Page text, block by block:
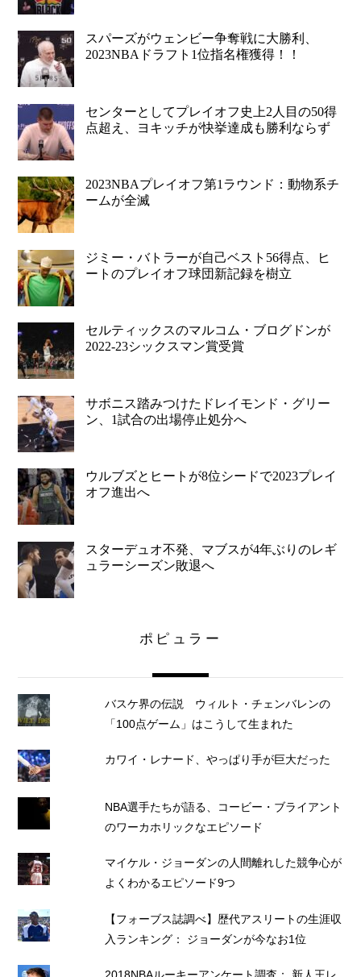
スパーズがウェンビー争奪戦に大勝利、
2023NBAドラフト1位指名権獲得！！
センターとしてプレイオフ史上2人目の50得
点超え、ヨキッチが快挙達成も勝利ならず
2023NBAプレイオフ第1ラウンド：動物系チ
ームが全滅
ジミー・バトラーが自己ベスト56得点、ヒ
ートのプレイオフ球団新記録を樹立
セルティックスのマルコム・ブログドンが
2022-23シックスマン賞受賞
サボニス踏みつけたドレイモンド・グリー
ン、1試合の出場停止処分へ
ウルブズとヒートが8位シードで2023プレイ
オフ進出へ
スターデュオ不発、マブスが4年ぶりのレギ
ュラーシーズン敗退へ
ポピュラー
バスケ界の伝説 ウィルト・チェンバレンの
「100点ゲーム」はこうして生まれた
カワイ・レナード、やっぱり手が巨大だった
NBA選手たちが語る、コービー・ブライアント
のワーカホリックなエピソード
マイケル・ジョーダンの人間離れした競争心が
よくわかるエピソード9つ
【フォーブス誌調べ】歴代アスリートの生涯収
入ランキング： ジョーダンが今なお1位